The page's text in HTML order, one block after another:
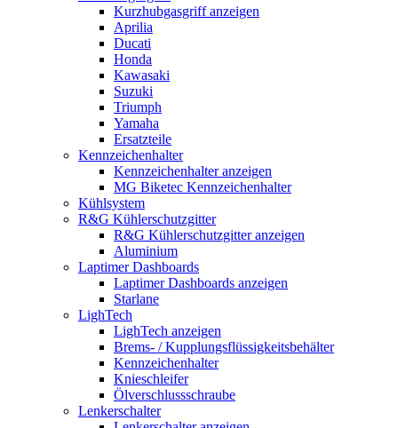
Kurzhubgasgriff anzeigen
Aprilia
Ducati
Honda
Kawasaki
Suzuki
Triumph
Yamaha
Ersatzteile
Kennzeichenhalter
Kennzeichenhalter anzeigen
MG Biketec Kennzeichenhalter
Kühlsystem
R&G Kühlerschutzgitter
R&G Kühlerschutzgitter anzeigen
Aluminium
Laptimer Dashboards
Laptimer Dashboards anzeigen
Starlane
LighTech
LighTech anzeigen
Brems- / Kupplungsflüssigkeitsbehälter
Kennzeichenhalter
Knieschleifer
Ölverschlussschraube
Lenkerschalter